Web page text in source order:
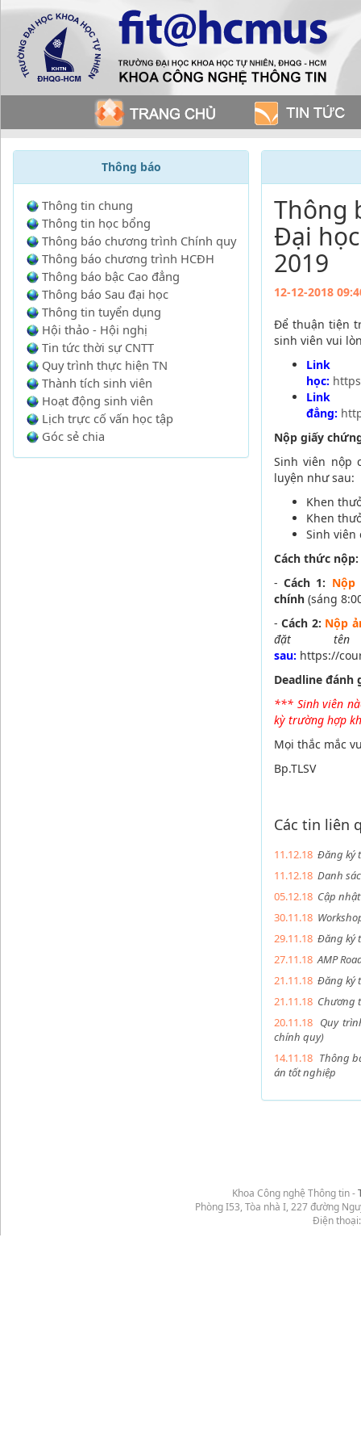
Thông báo
Thông tin chung
Thông tin học bổng
Thông báo chương trình Chính quy
Thông báo chương trình HCĐH
Thông báo bậc Cao đẳng
Thông báo Sau đại học
Thông tin tuyển dụng
Hội thảo - Hội nghị
Tin tức thời sự CNTT
Quy trình thực hiện TN
Thành tích sinh viên
Hoạt động sinh viên
Lịch trực cố vấn học tập
Góc sẻ chia
Thông
Đại
2019
12-12-2018
Để thuận tiện
sinh viên vui
học:
đẳng:
Nộp giấy
Sinh viên nộp
luyện như sau:
Khen
Khen
Sinh viên
Cách thức
-Cách 1: Nộp
chính (sáng
-Cách 2: Nộp
đặt
sau: https://
Deadline đánh
*** Sinh viên
kỳ trường hợp
Mọi thắc mắc
Bp.TLSV
Các tin liên
11.12.18 Đăng ký
11.12.18 Danh
05.12.18 Cập
30.11.18
29.11.18 Đăng ký
27.11.18 AMP
21.11.18 Đăng ký
21.11.18 Chương
20.11.18 Quy
chính quy)
14.11.18 Thông
án tốt nghiệp
Khoa Công nghệ Thông tin -
Phòng I53, Tòa nhà I, 227 đường
Điện